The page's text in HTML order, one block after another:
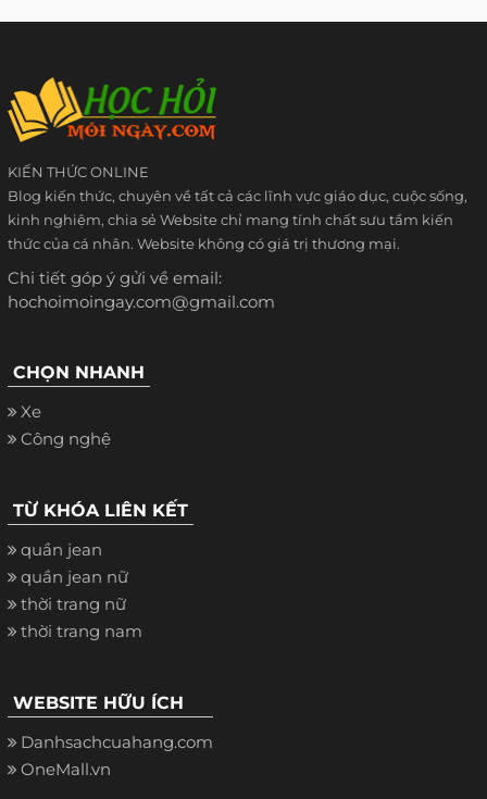
KIẾN THỨC ONLINE
Blog kiến thức, chuyên về tất cả các lĩnh vực giáo dục, cuộc sống,
kinh nghiệm, chia sẻ Website chỉ mang tính chất sưu tầm kiến
thức của cá nhân. Website không có giá trị thương mại.
Chi tiết góp ý gửi về email:
hochoimoingay.com@gmail.com
CHỌN NHANH
Xe
Công nghệ
TỪ KHÓA LIÊN KẾT
quần jean
quần jean nữ
thời trang nữ
thời trang nam
WEBSITE HỮU ÍCH
Danhsachcuahang.com
OneMall.vn